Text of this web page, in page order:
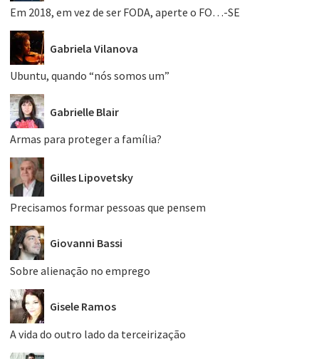
Em 2018, em vez de ser FODA, aperte o FO…-SE
Gabriela Vilanova
Ubuntu, quando “nós somos um”
Gabrielle Blair
Armas para proteger a família?
Gilles Lipovetsky
Precisamos formar pessoas que pensem
Giovanni Bassi
Sobre alienação no emprego
Gisele Ramos
A vida do outro lado da terceirização